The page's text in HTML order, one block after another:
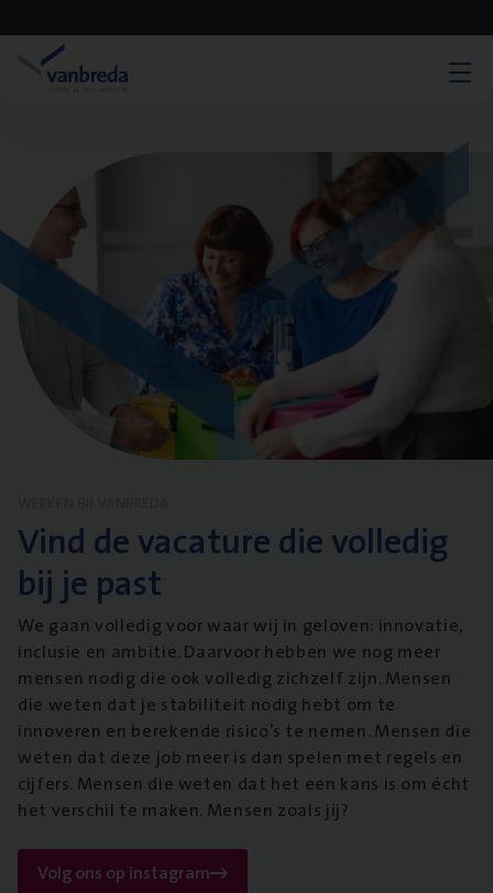
Vind de vacature die volledig
bij je past
We gaan volledig voor waar wij in geloven: innovatie,
inclusie en ambitie. Daarvoor hebben we nog meer
mensen nodig die ook volledig zichzelf zijn. Mensen
die weten dat je stabiliteit nodig hebt om te
innoveren en berekende risico’s te nemen. Mensen die
weten dat deze job meer is dan spelen met regels en
cijfers. Mensen die weten dat het een kans is om écht
het verschil te maken. Mensen zoals jij?
Volg ons op instagram